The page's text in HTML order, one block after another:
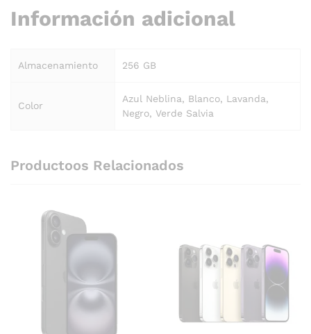
Información adicional
Almacenamiento 256 GB
Color
Azul Neblina, Blanco, Lavanda,
Negro, Verde Salvia
Productoos Relacionados